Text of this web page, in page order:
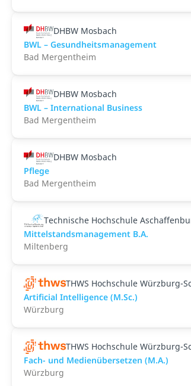
DHBW Mosbach
BWL – Gesundheitsmanagement
Bad Mergentheim
DHBW Mosbach
BWL – International Business
Bad Mergentheim
DHBW Mosbach
Pflege
Bad Mergentheim
Technische Hochschule
Mittelstandsmanagement B.A.
Miltenberg
THWS Hochschule Würzburg-
Artificial Intelligence (M.Sc.)
Würzburg
THWS Hochschule Würzburg-
Fach- und Medienübersetzen (M.A.)
Würzburg